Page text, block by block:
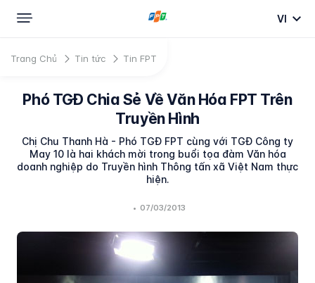
VI
Trang Chủ Tin tức Tin FPT
Phó TGĐ Chia Sẻ Về Văn Hóa FPT Trên
Truyền Hình
Chị Chu Thanh Hà - Phó TGĐ FPT cùng với TGĐ Công ty
May 10 là hai khách mời trong buổi tọa đàm Văn hóa
doanh nghiệp do Truyền hình Thông tấn xã Việt Nam thực
hiện.
• 07/03/2013